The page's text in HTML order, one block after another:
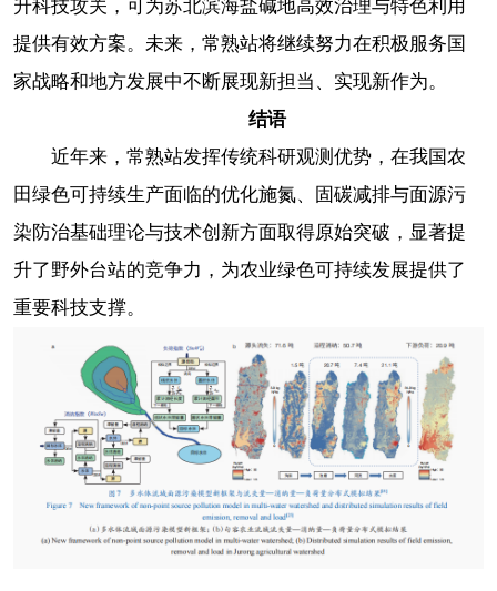
升科技攻关，可为苏北滨海盐碱地高效治理与特色利用
提供有效方案。未来，常熟站将继续努力在积极服务国
家战略和地方发展中不断展现新担当、实现新作为。
结语
近年来，常熟站发挥传统科研观测优势，在我国农
田绿色可持续生产面临的优化施氮、固碳减排与面源污
染防治基础理论与技术创新方面取得原始突破，显著提
升了野外台站的竞争力，为农业绿色可持续发展提供了
重要科技支撑。